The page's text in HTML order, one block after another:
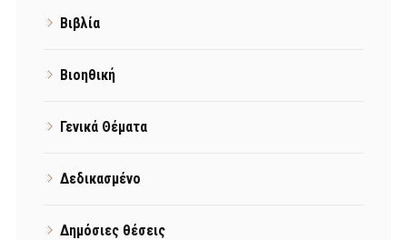
Βιβλία
Βιοηθική
Γενικά Θέματα
Δεδικασμένο
Δημόσιες θέσεις